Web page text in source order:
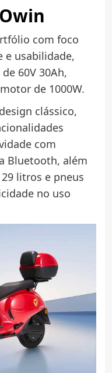
com foco
e usabilidade,
60V 30Ah,
de 1000W.
clássico,
com
Bluetooth, além
litros e pneus
no uso